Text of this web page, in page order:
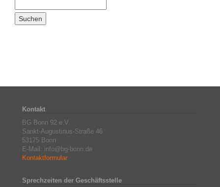
Kontakt
BG Bonn 92 e.V.
Sankt-Augustinus-Straße 46
53175 Bonn
E-Mail: info@bg-bonn.de
Kontaktformular
Sprechzeiten der Geschäftsstelle